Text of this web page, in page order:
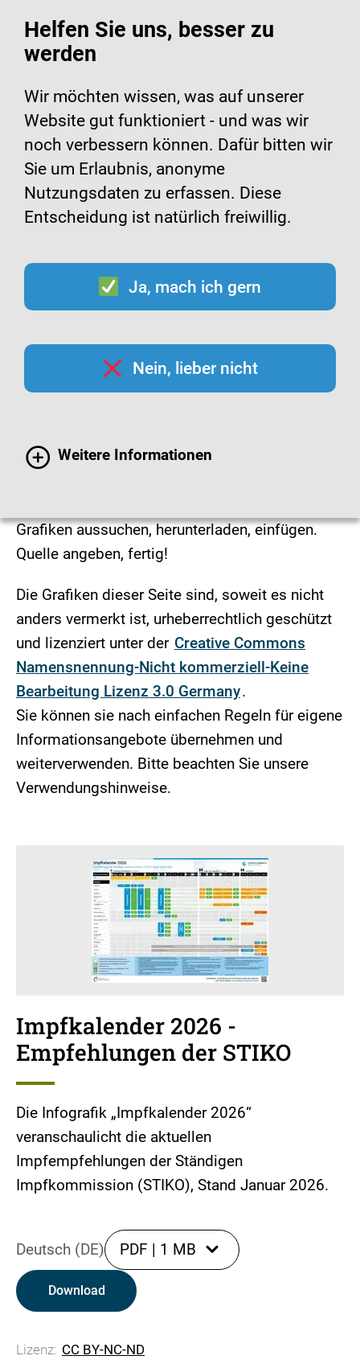
Helfen Sie uns, besser zu
werden
Wir möchten wissen, was auf unserer
Website gut funktioniert - und was wir
noch verbessern können. Dafür bitten wir
Sie um Erlaubnis, anonyme
Nutzungsdaten zu erfassen. Diese
Entscheidung ist natürlich freiwillig.
Ja, mach ich gern
Nein, lieber nicht
Weitere Informationen
Infomaterialien zum
Impfen
Infografiken
finden Sie leicht verständlich und übersichtlich
Grafiken aussuchen, herunterladen, einfügen.
Quelle angeben, fertig!
Die Grafiken dieser Seite sind, soweit es nicht
anders vermerkt ist, urheberrechtlich geschützt
und lizenziert unter der Creative Commons
Namensnennung-Nicht kommerziell-Keine
Bearbeitung Lizenz 3.0 Germany.
Sie können sie nach einfachen Regeln für eigene
Informationsangebote übernehmen und
weiterverwenden. Bitte beachten Sie unsere
Verwendungshinweise.
Impfkalender 2026 -
Empfehlungen der STIKO
Die Infografik „Impfkalender 2026“
veranschaulicht die aktuellen
Impfempfehlungen der Ständigen
Impfkommission (STIKO), Stand Januar 2026.
Deutsch (DE) PDF | 1 MB
Download
Lizenz: CC BY-NC-ND